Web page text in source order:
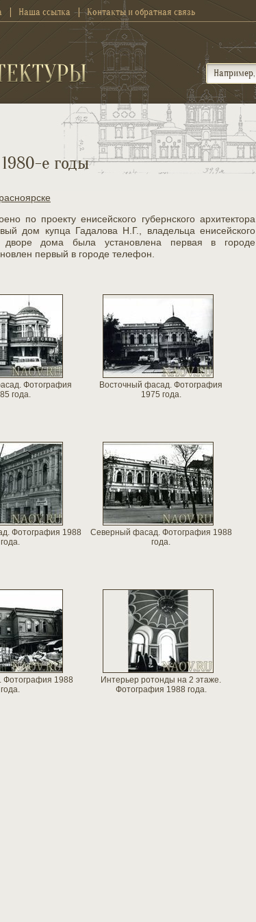
Наша ссылка Контакты и обратная связь
е годы
по проекту енисейского губернского архитектора
дом купца Гадалова Н.Г., владельца енисейского
дворе дома была установлена первая в городе
первый в городе телефон.
Фотография
года.
Восточный фасад. Фотография
1975 года.
Фотография 1988
года.
Северный фасад. Фотография 1988
года.
Фотография 1988
года.
Интерьер ротонды на 2 этаже.
Фотография 1988 года.